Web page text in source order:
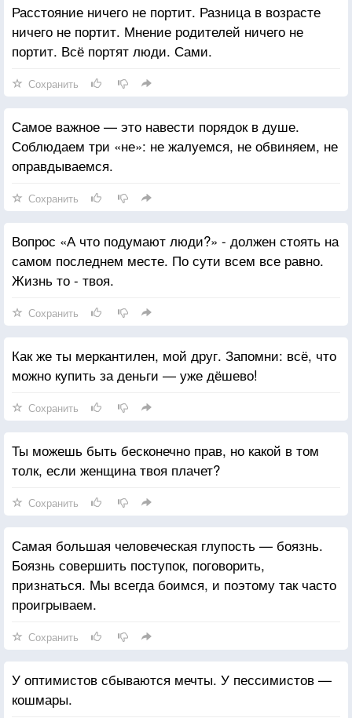
Расстояние ничего не портит. Разница в возрасте
ничего не портит. Мнение родителей ничего не
портит. Всё портят люди. Сами.
Сохранить
Самое важное — это навести порядок в душе.
Соблюдаем три «не»: не жалуемся, не обвиняем, не
оправдываемся.
Сохранить
Вопрос «А что подумают люди?» - должен стоять на
самом последнем месте. По сути всем все равно.
Жизнь то - твоя.
Сохранить
Как же ты меркантилен, мой друг. Запомни: всё, что
можно купить за деньги — уже дёшево!
Сохранить
Ты можешь быть бесконечно прав, но какой в том
толк, если женщина твоя плачет?
Сохранить
Самая большая человеческая глупость — боязнь.
Боязнь совершить поступок, поговорить,
признаться. Мы всегда боимся, и поэтому так часто
проигрываем.
Сохранить
У оптимистов сбываются мечты. У пессимистов —
кошмары.